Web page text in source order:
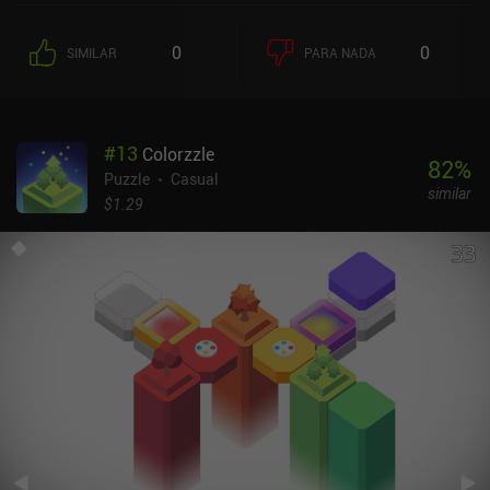
varios niveles contienen túneles cuyo interior no podemos ver, lo
que nos obliga a adivinar qué piezas tenemos que mover para
lo mínimo para el diseño de niveles. Lo bueno es que el juego tiene
un editor de niveles e incluye 40 niveles hechos por fans, con miles
más que se pueden importar a través de la página web del juego.
dificultad que esperaba de este tipo de juegos.Mekorama se
monetiza a través de anuncios que se reproducen después de cada
reintentos, y anuncios incentivados por una pista. Por suerte,
cualquiera de los iAPs de más de 3,99 $ para apoyar al
desarrollador elimina todos los anuncios y desbloquea pistas
ilimitadas. Como los anuncios son bastante irritantes, su
eliminación es recomendable para los fans del juego. Las pistas,
por otro lado, parecen inútiles para un juego tan sencillo.
SIMILAR 0 PARA NADA 0
#13 Colorzzle
Puzzle
Casual
$1.29
82%
similar